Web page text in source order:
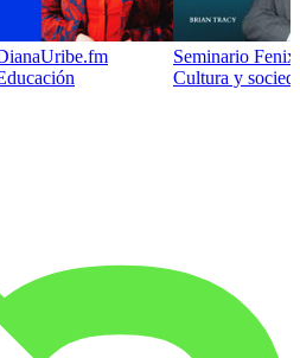
Seminario
Cultura y